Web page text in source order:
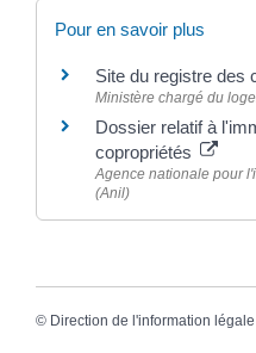
Pour en savoir plus
Site du registre des
Ministère chargé du
Dossier relatif à
copropriétés
Agence nationale pour
(Anil)
© Direction de l'information